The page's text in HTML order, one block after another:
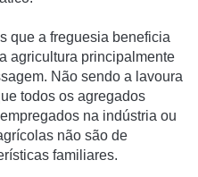
que a freguesia beneficia
agricultura principalmente
Não sendo a lavoura
todos os agregados
na indústria ou
não são de
familiares.